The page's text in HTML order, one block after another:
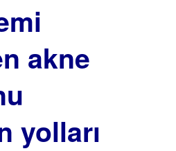
akne
yolları